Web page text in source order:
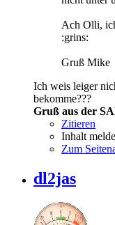
Ach Olli,
:grins:
Gruß Mike
Ich weis leiger
bekomme???
Gruß aus der
Zitieren
Inhalt
Zum
dl2jas